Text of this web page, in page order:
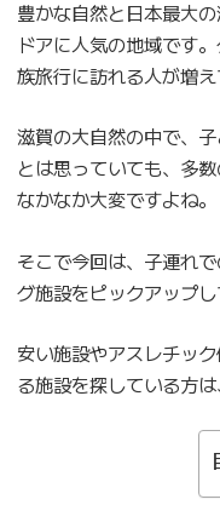
豊かな自然と日本最大
ドアに人気の地域です
族旅行に訪れる人が増え
滋賀の大自然の中で、
とは思っていても、多
なかなか大変ですよね。
そこで今回は、子連れ
グ施設をピックアップし
安い施設やアスレチッ
る施設を探している方